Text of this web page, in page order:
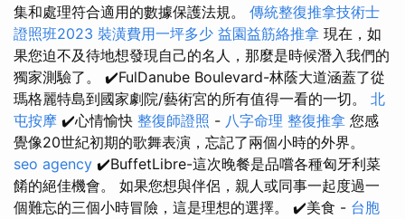
集和處理符合適用的數據保護法規。 傳統整復推拿技術士
證照班2023 裝潢費用一坪多少 益園益筋絡推拿 現在，如
果您迫不及待地想發現自己的名人，那麼是時候潛入我們的
獨家測驗了。 ✔️FulDanube Boulevard-林蔭大道涵蓋了從
瑪格麗特島到國家劇院/藝術宮的所有值得一看的一切。 北
屯按摩 ✔️心情愉快 整復師證照 - 八字命理 整復推拿 您感
覺像20世紀初期的歌舞表演，忘記了兩個小時的外界。
seo agency ✔️BuffetLibre-這次晚餐是品嚐各種匈牙利菜
餚的絕佳機會。 如果您想與伴侶，親人或同事一起度過一
個難忘的三個小時冒險，這是理想的選擇。 ✔️美食 - 台胞